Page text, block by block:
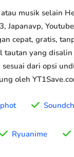
musik selain
Japanavp,
cepat, gratis,
yang
dari opsi
oleh
Ryuanime